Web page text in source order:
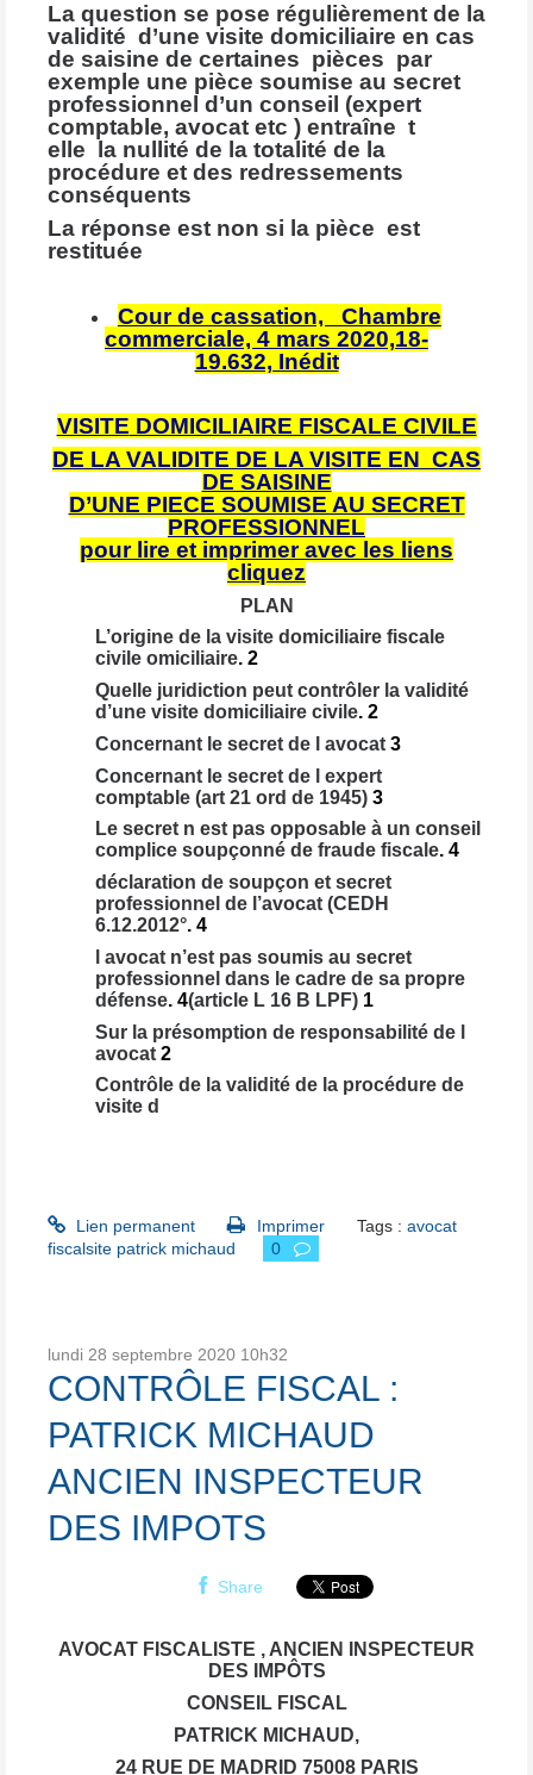
La question se pose régulièrement de la
validité d’une visite domiciliaire en cas
de saisine de certaines pièces par
exemple une pièce soumise au secret
professionnel d’un conseil (expert
comptable, avocat etc ) entraîne t
elle la nullité de la totalité de la
procédure et des redressements
conséquents
La réponse est non si la pièce est
restituée
Cour de cassation, Chambre
commerciale, 4 mars 2020,18-
19.632, Inédit
VISITE DOMICILIAIRE FISCALE CIVILE
DE LA VALIDITE DE LA VISITE EN CAS
DE SAISINE
D’UNE PIECE SOUMISE AU SECRET
PROFESSIONNEL
pour lire et imprimer avec les liens
cliquez
PLAN
L’origine de la visite domiciliaire fiscale
civile omiciliaire. 2
Quelle juridiction peut contrôler la validité
d’une visite domiciliaire civile. 2
Concernant le secret de l avocat 3
Concernant le secret de l expert
comptable (art 21 ord de 1945) 3
Le secret n est pas opposable à un conseil
complice soupçonné de fraude fiscale. 4
déclaration de soupçon et secret
professionnel de l’avocat (CEDH
6.12.2012°. 4
l avocat n’est pas soumis au secret
professionnel dans le cadre de sa propre
défense. 4(article L 16 B LPF) 1
Sur la présomption de responsabilité de l
avocat 2
Contrôle de la validité de la procédure de
visite d
Lien permanent Imprimer Tags : avocat
fiscalsite patrick michaud
0
lundi 28 septembre 2020 10h32
CONTRÔLE FISCAL :
PATRICK MICHAUD
ANCIEN INSPECTEUR
DES IMPOTS
Share
AVOCAT FISCALISTE , ANCIEN INSPECTEUR
DES IMPÔTS
CONSEIL FISCAL
PATRICK MICHAUD,
24 RUE DE MADRID 75008 PARIS